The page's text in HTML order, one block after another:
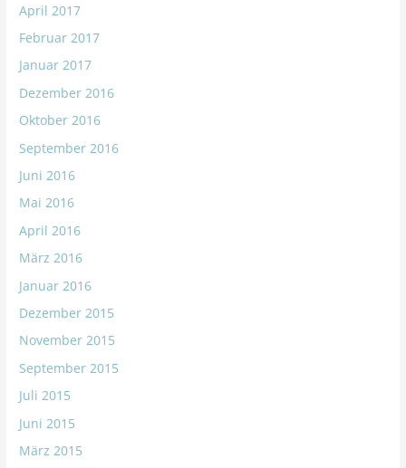
April 2017
Februar 2017
Januar 2017
Dezember 2016
Oktober 2016
September 2016
Juni 2016
Mai 2016
April 2016
März 2016
Januar 2016
Dezember 2015
November 2015
September 2015
Juli 2015
Juni 2015
März 2015